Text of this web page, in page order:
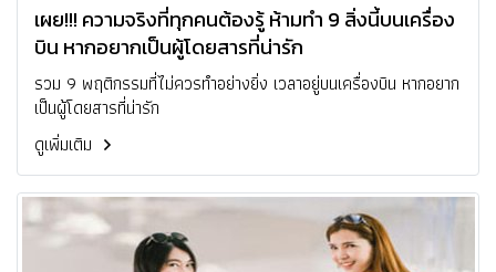
เผย!!! ความจริงที่ทุกคนต้องรู้ ห้ามทำ 9 สิ่งนี้บนเครื่อง
บิน หากอยากเป็นผู้โดยสารที่น่ารัก
รวม 9 พฤติกรรมที่ไม่ควรทำอย่างยิ่ง เวลาอยู่บนเครื่องบิน หากอยาก
เป็นผู้โดยสารที่น่ารัก
ดูเพิ่มเติม